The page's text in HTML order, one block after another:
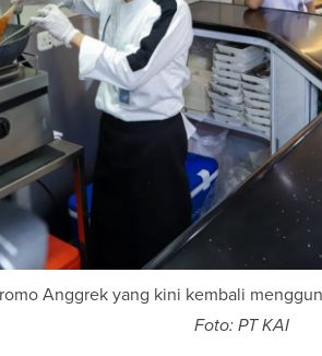
Anggrek yang kini kembali
Foto: PT KAI